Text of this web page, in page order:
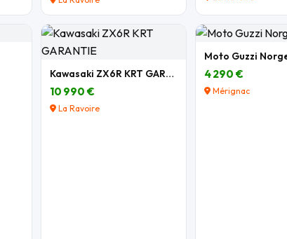
Kawasaki ZX6R KRT GARANTIE
10 990 €
La Ravoire
Moto Guzzi
4 290 €
Mérignac